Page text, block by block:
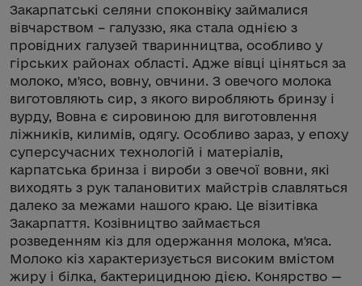
Закарпатські селяни споконвіку займалися
вівчарством – галуззю, яка стала однією з
провідних галузей тваринництва, особливо у
гірських районах області. Адже вівці ціняться за
молоко, м'ясо, вовну, овчини. З овечого молока
виготовляють сир, з якого виробляють бринзу і
вурду, Вовна є сировиною для виготовлення
ліжників, килимів, одягу. Особливо зараз, у епоху
суперсучасних технологій і матеріалів,
карпатська бринза і вироби з овечої вовни, які
виходять з рук талановитих майстрів славляться
далеко за межами нашого краю. Це візитівка
Закарпаття. Козівництво займається
розведенням кіз для одержання молока, м'яса.
Молоко кіз характеризується високим вмістом
жиру і білка, бактерицидною дією. Конярство —